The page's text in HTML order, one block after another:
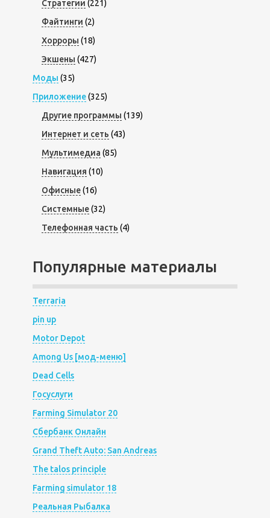
Стратегии (221)
Файтинги (2)
Хорроры (18)
Экшены (427)
Моды (35)
Приложение(325)
Другие программы (139)
Интернет и сеть (43)
Мультимедиа (85)
Навигация (10)
Офисные(16)
Системные(32)
Телефонная часть (4)
Популярные материалы
Terraria
pin up
Motor Depot
Among Us [мод-меню]
Dead Cells
Госуслуги
Farming Simulator 20
Сбербанк Онлайн
Grand Theft Auto: San Andreas
The talos principle
Farming simulator 18
Реальная Рыбалка